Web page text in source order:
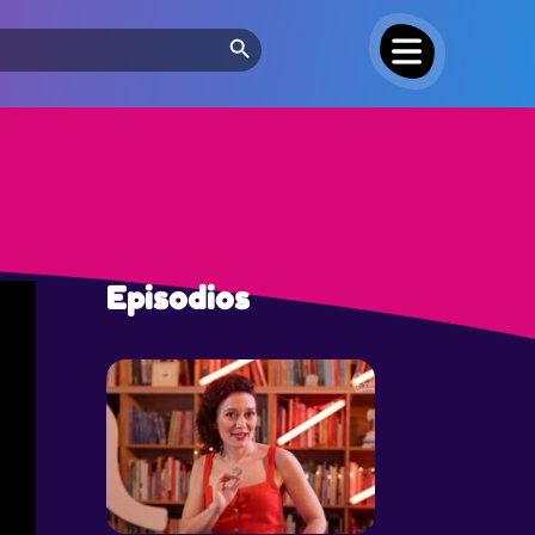
Search Button
Episodios